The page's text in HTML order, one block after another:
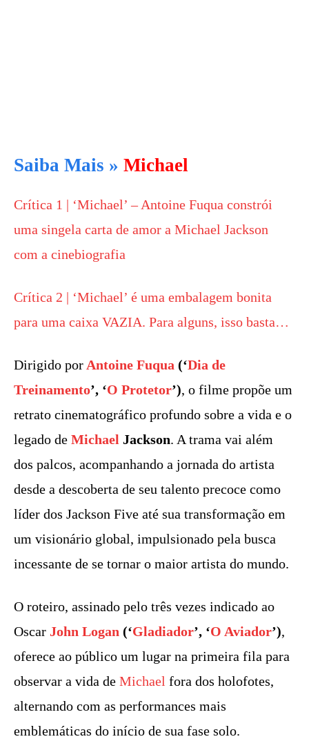
Saiba Mais » Michael
Crítica 1 | ‘Michael’ – Antoine Fuqua constrói
uma singela carta de amor a Michael Jackson
com a cinebiografia
Crítica 2 | ‘Michael’ é uma embalagem bonita
para uma caixa VAZIA. Para alguns, isso basta…
Dirigido por Antoine Fuqua (‘Dia de
Treinamento’, ‘O Protetor’), o filme propõe um
retrato cinematográfico profundo sobre a vida e o
legado de Michael Jackson. A trama vai além
dos palcos, acompanhando a jornada do artista
desde a descoberta de seu talento precoce como
líder dos Jackson Five até sua transformação em
um visionário global, impulsionado pela busca
incessante de se tornar o maior artista do mundo.
O roteiro, assinado pelo três vezes indicado ao
Oscar John Logan (‘Gladiador’, ‘O Aviador’),
oferece ao público um lugar na primeira fila para
observar a vida de Michael fora dos holofotes,
alternando com as performances mais
emblemáticas do início de sua fase solo.